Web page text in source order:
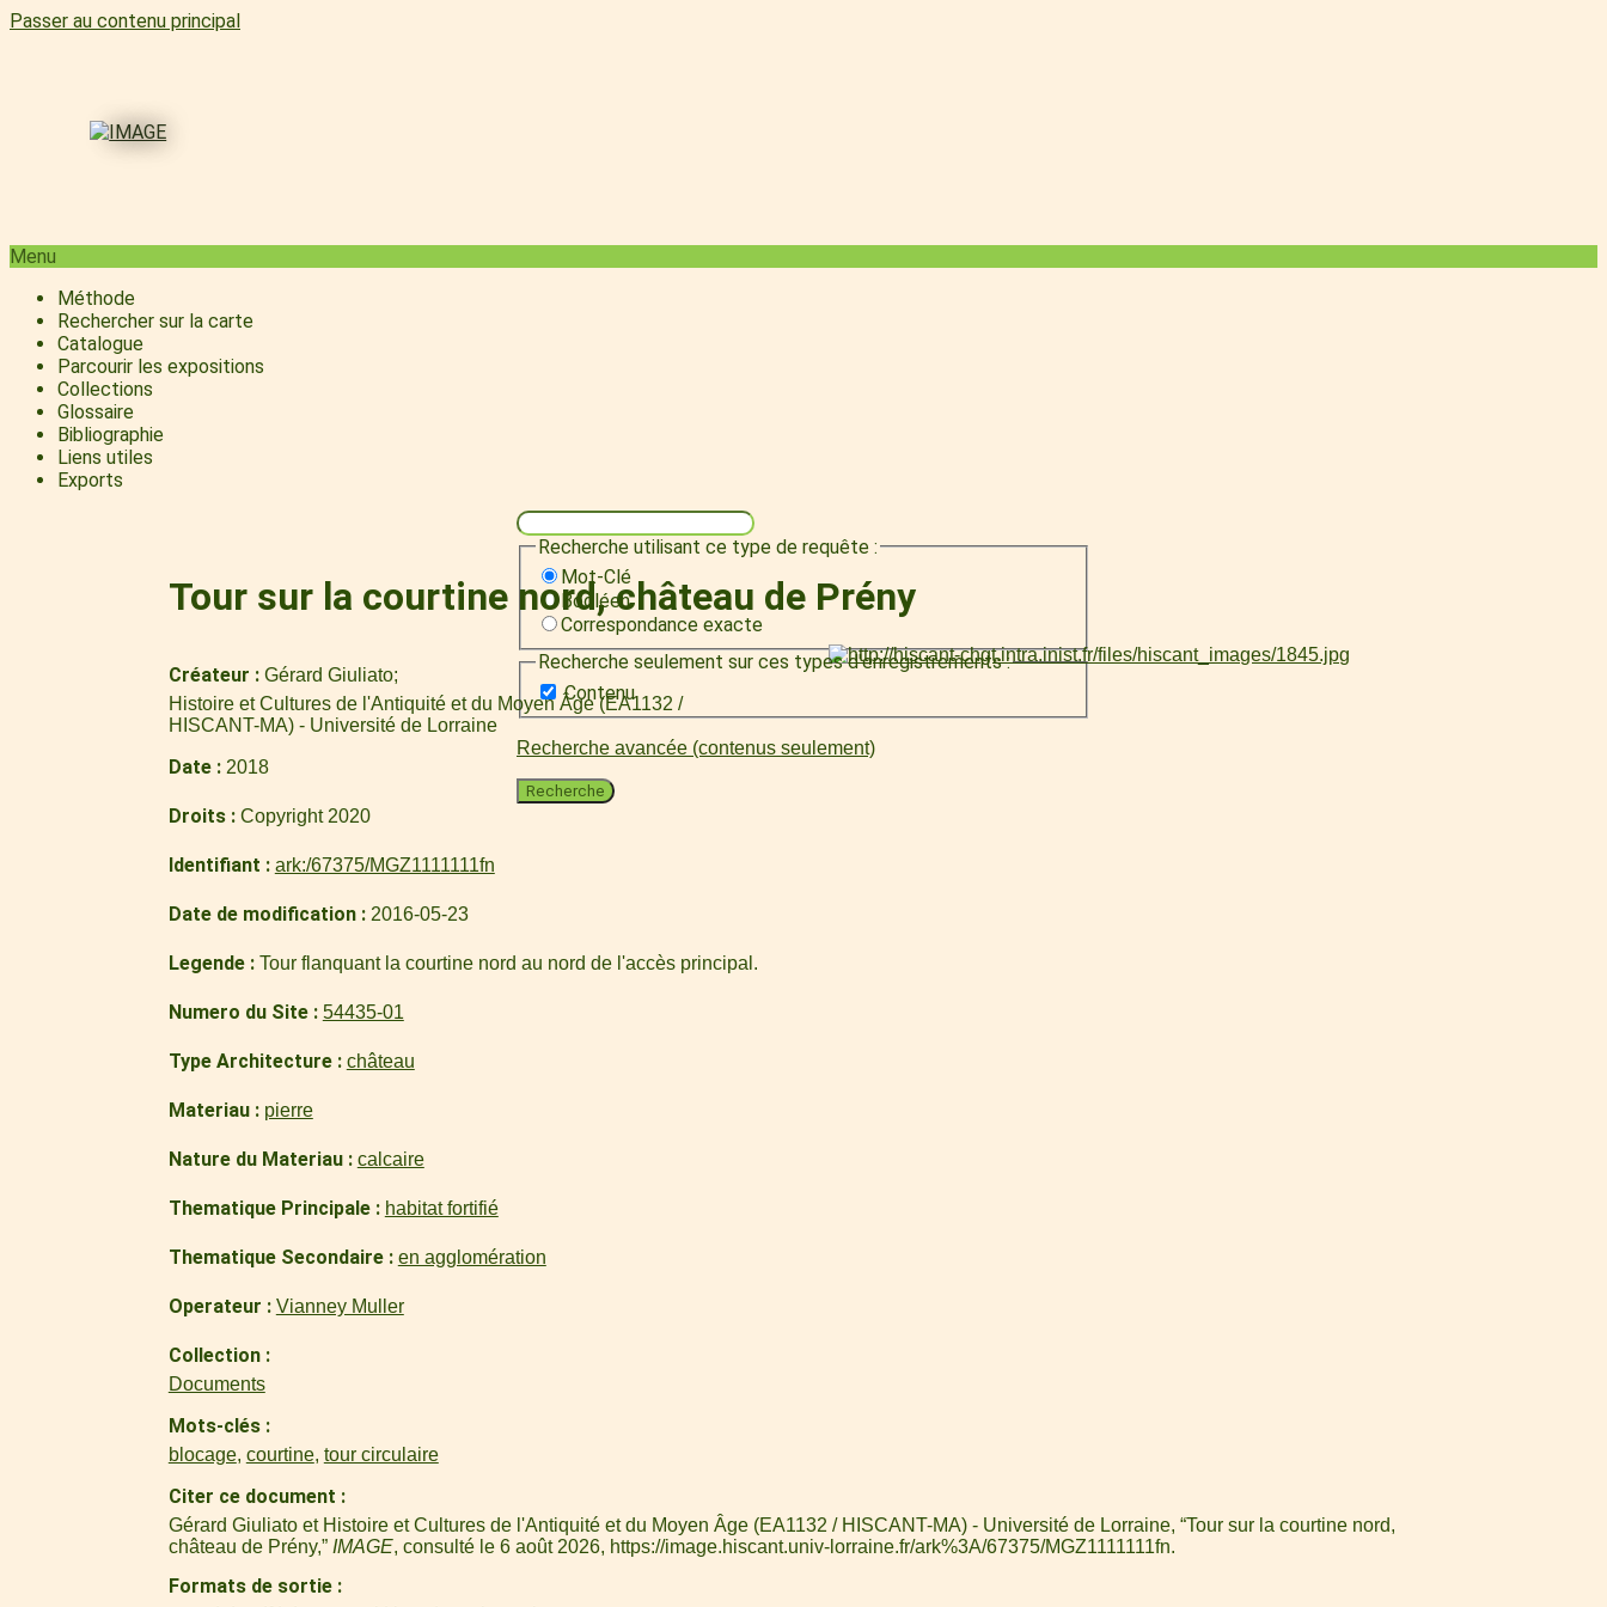
Passer au contenu principal
Menu
Méthode
Rechercher sur la carte
Catalogue
Parcourir les expositions
Collections
Glossaire
Bibliographie
Liens utiles
Exports
Recherche utilisant ce type de requête :
Mot-Clé
Booléen
Correspondance exacte
Recherche seulement sur ces types d'enregistrements :
Contenu
Recherche avancée (contenus seulement)
Recherche
Tour sur la courtine nord, château de Prény
Créateur
Gérard Giuliato
Histoire et Cultures de l'Antiquité et du Moyen Âge (EA1132 /
HISCANT-MA) - Université de Lorraine
Date 2018
Droits Copyright 2020
Identifiant ark:/67375/MGZ1111111fn
Date de modification 2016-05-23
Legende Tour flanquant la courtine nord au nord de l'accès principal.
Numero du Site 54435-01
Type Architecture château
Materiau pierre
Nature du Materiau calcaire
Thematique Principale habitat fortifié
Thematique Secondaire en agglomération
Operateur Vianney Muller
Collection
Documents
Mots-clés
blocage, courtine, tour circulaire
Citer ce document
Gérard Giuliato et Histoire et Cultures de l'Antiquité et du Moyen Âge (EA1132 / HISCANT-MA) - Université de Lorraine, “Tour sur la courtine nord,
château de Prény,” IMAGE, consulté le 6 août 2026, https://image.hiscant.univ-lorraine.fr/ark%3A/67375/MGZ1111111fn.
Formats de sortie